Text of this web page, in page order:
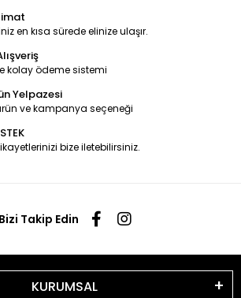
en kısa sürede elinize ulaşır.
kolay ödeme sistemi
Yelpazesi
ve kampanya seçeneği
bize iletebilirsiniz.
Bizi Takip Edin
KURUMSAL